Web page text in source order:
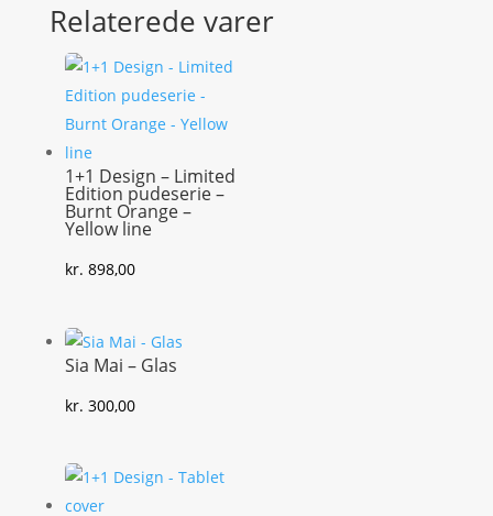
Relaterede varer
1+1 Design – Limited
Edition pudeserie –
Burnt Orange –
Yellow line
kr. 898,00
Sia Mai – Glas
kr. 300,00